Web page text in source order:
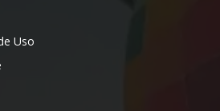
Uso